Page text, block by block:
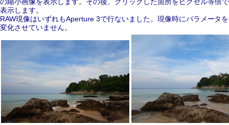
表示します。
RAW現像はいずれもAperture 3で行ないました。現像時にパラメータを
変化させていません。